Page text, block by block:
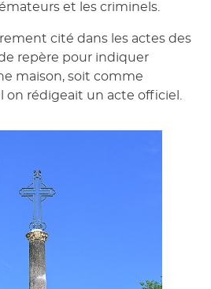
et les criminels.
cité dans les actes des
repère pour indiquer
maison, soit comme
on rédigeait un acte officiel.